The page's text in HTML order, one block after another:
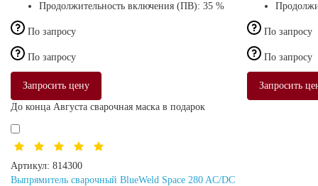
Продолжительность включения (ПВ): 35 %
По запросу
По запросу
Запросить цену
По запросу
По запросу
Запросить
До конца Августа сварочная маска в подарок
Артикул: 814300
Выпрямитель сварочный BlueWeld Space 280 AC/DC